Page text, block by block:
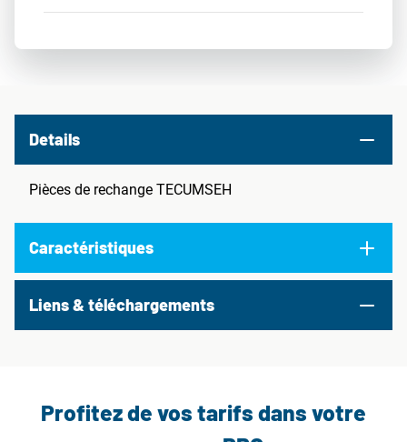
Details
Pièces de rechange TECUMSEH
Caractéristiques
Liens & téléchargements
Profitez de vos tarifs dans votre